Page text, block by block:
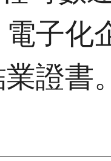
子化
證書